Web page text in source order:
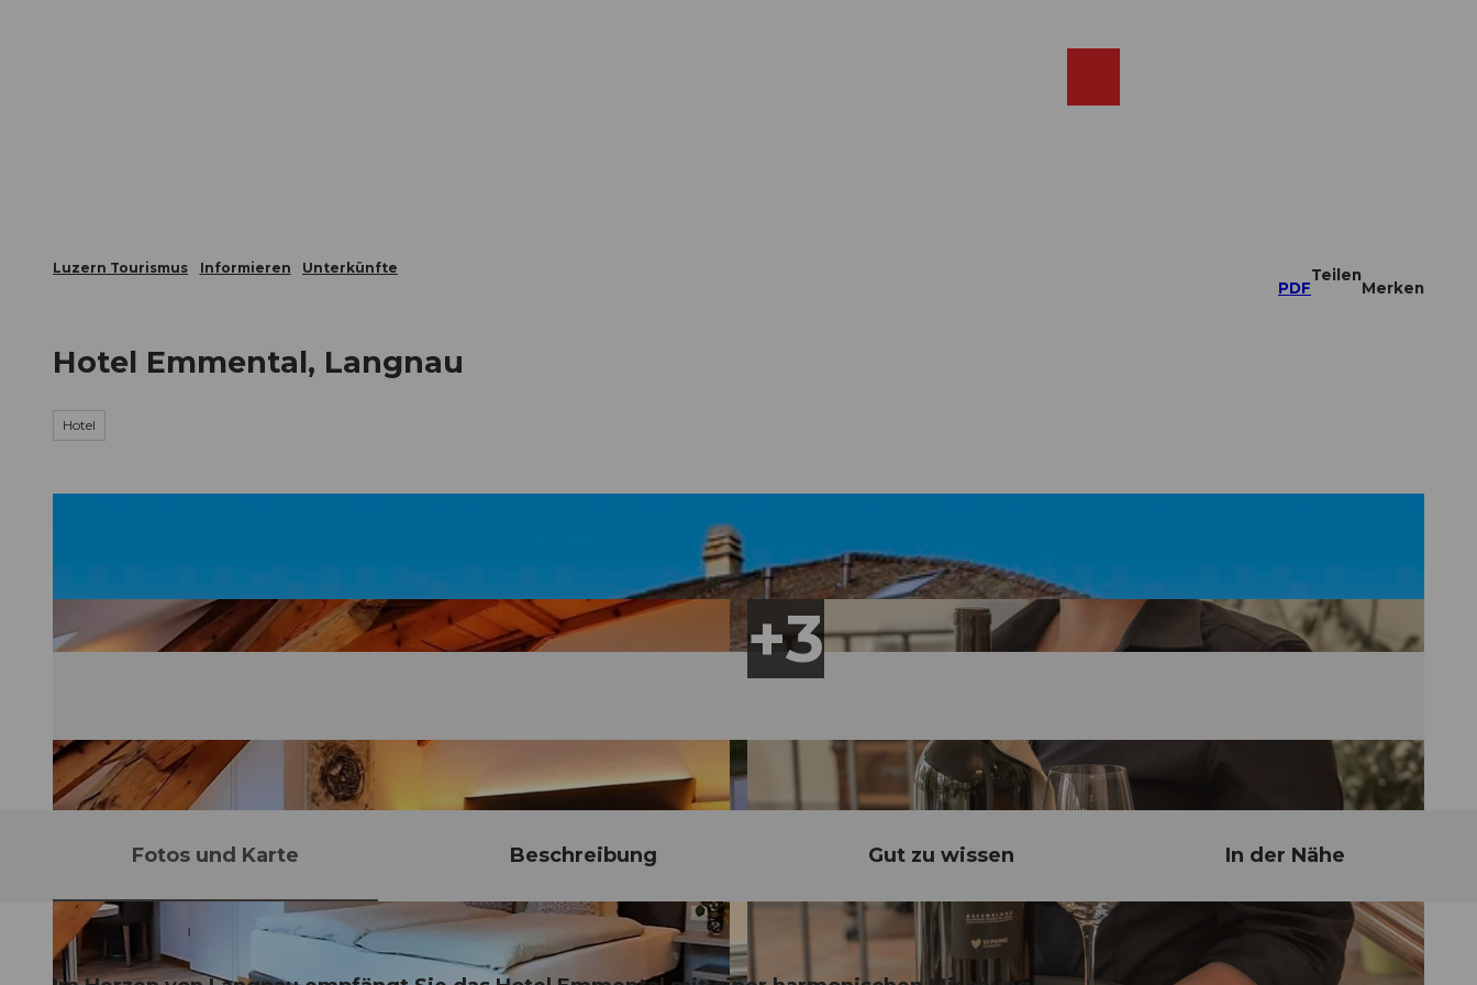
Luzern Tourismus Informieren Unterkünfte
PDF
Teilen
Merken
Hotel Emmental, Langnau
Hotel
Fotos und Karte Beschreibung Gut zu wissen In der Nähe